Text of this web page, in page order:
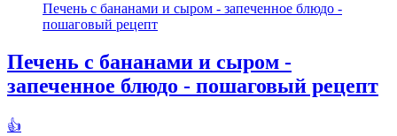
Печень с бананами и сыром - запеченное блюдо -
пошаговый рецепт
Печень с бананами и сыром -
запеченное блюдо - пошаговый рецепт
👍